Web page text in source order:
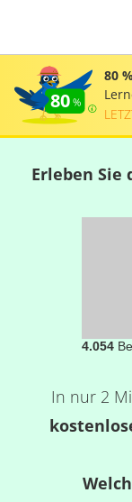
80
80
Erleben Sie
4.054
In nur 2